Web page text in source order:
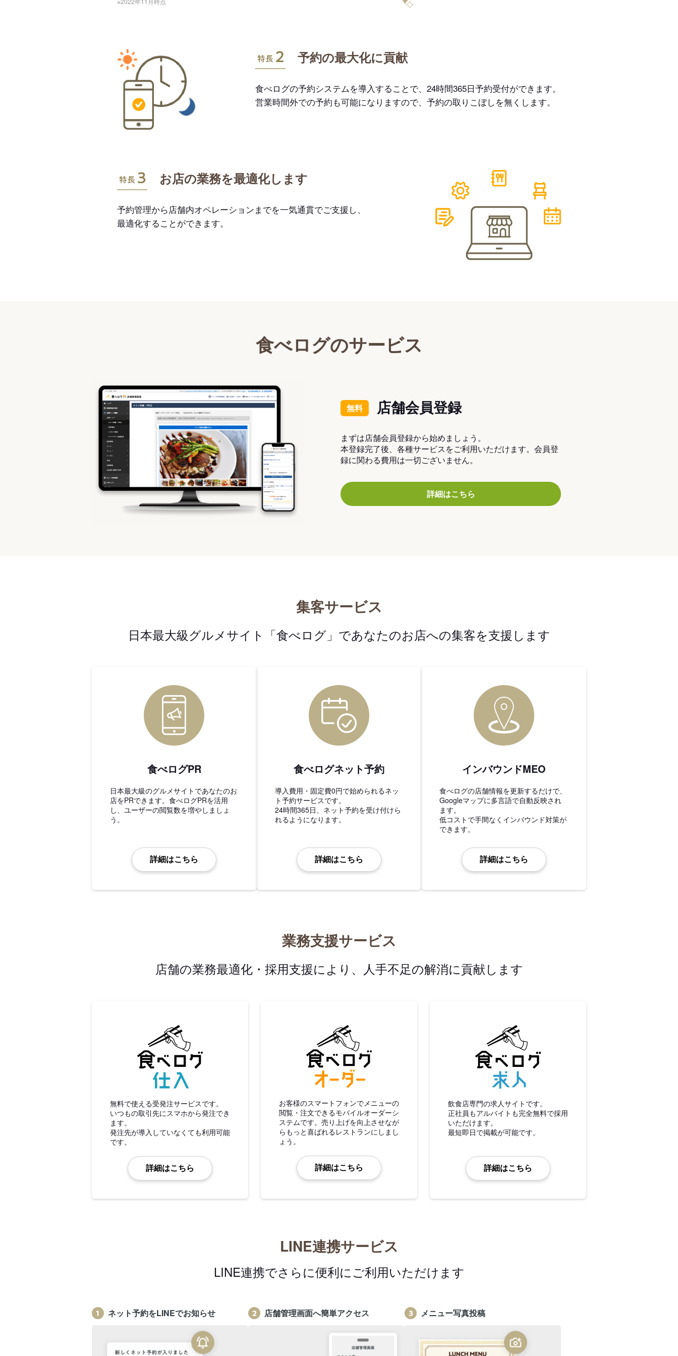
特長2
予約の最大化に貢献
食べログの予約システムを導入することで、24時間365日予約受付ができます。
営業時間外での予約も可能になりますので、予約の取りこぼしを無くします。
特長3
お店の業務を最適化します
予約管理から店舗内オペレーションまでを一気通貫でご支援し、
最適化することができます。
食べログのサービス
無料 店舗会員登録
まずは店舗会員登録から始めましょう。
本登録完了後、各種サービスをご利用いただけます。会員登
録に関わる費用は一切ございません。
詳細はこちら
集客サービス
日本最大級グルメサイト「食べログ」であなたのお店への集客を支援します
食べログPR
日本最大級のグルメサイトであなたのお
店をPRできます。食べログPRを活用
し、ユーザーの閲覧数を増やしましょ
う。
詳細はこちら
食べログネット予約
導入費用・固定費0円で始められるネッ
ト予約サービスです。
24時間365日、ネット予約を受け付けら
れるようになります。
詳細はこちら
インバウンドMEO
食べログの店舗情報を更新するだけで、
Googleマップに多言語で自動反映され
ます。
低コストで手間なくインバウンド対策が
できます。
詳細はこちら
業務支援サービス
店舗の業務最適化・採用支援により、人手不足の解消に貢献します
無料で使える受発注サービスです。
いつもの取引先にスマホから発注でき
ます。
発注先が導入していなくても利用可能
です。
詳細はこちら
お客様のスマートフォンでメニューの
閲覧・注文できるモバイルオーダーシ
ステムです。売り上げを向上させなが
らもっと喜ばれるレストランにしまし
ょう。
詳細はこちら
飲食店専門の求人サイトです。
正社員もアルバイトも完全無料で採用
いただけます。
最短即日で掲載が可能です。
詳細はこちら
LINE連携サービス
LINE連携でさらに便利にご利用いただけます
ネット予約をLINEでお知らせ 店舗管理画面へ簡単アクセス メニュー写真投稿